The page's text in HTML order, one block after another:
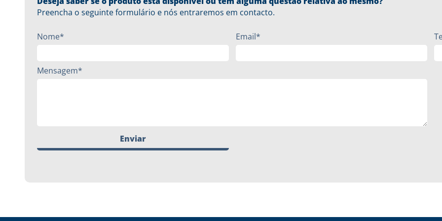
Preencha o seguinte formulário e nós entraremos em contacto.
Nome* Email*
Mensagem*
Enviar